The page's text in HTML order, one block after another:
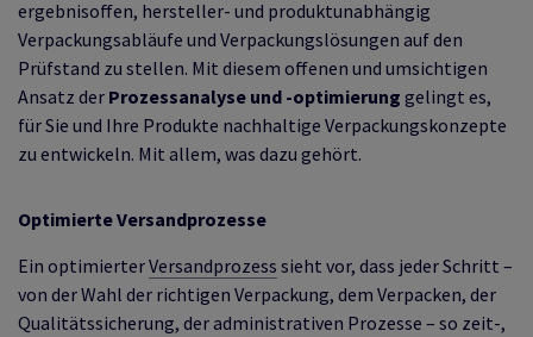
ergebnisoffen, hersteller- und produktunabhängig
Verpackungsabläufe und Verpackungslösungen auf den
Prüfstand zu stellen. Mit diesem offenen und umsichtigen
Ansatz der Prozessanalyse und -optimierung gelingt es,
für Sie und Ihre Produkte nachhaltige Verpackungskonzepte
zu entwickeln. Mit allem, was dazu gehört.
Optimierte Versandprozesse
Ein optimierterVersandprozess sieht vor, dass jeder Schritt –
von der Wahl der richtigen Verpackung, dem Verpacken, der
Qualitätssicherung, der administrativen Prozesse – so zeit-,